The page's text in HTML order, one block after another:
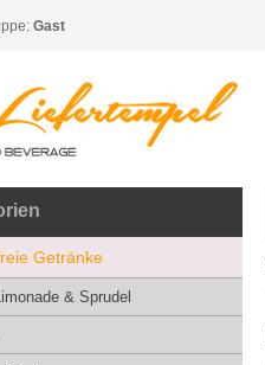
Gast
Getränke
& Sprudel